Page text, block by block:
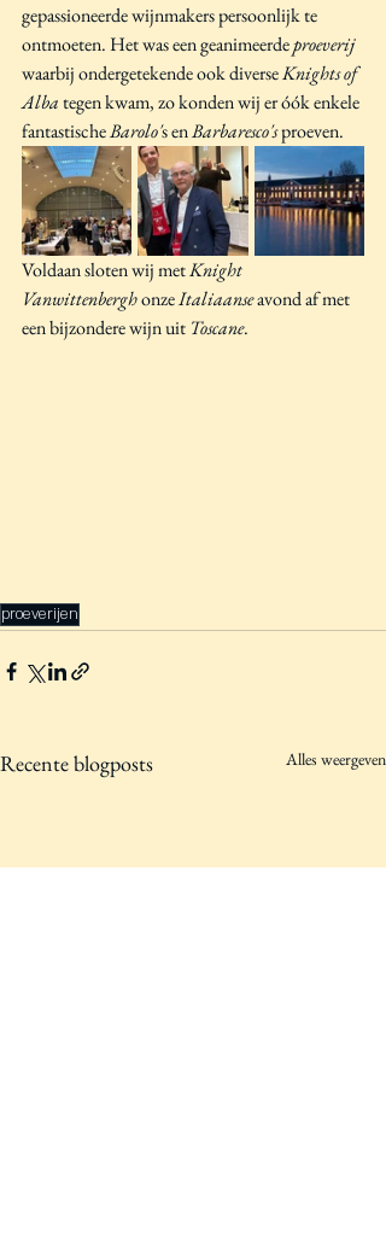
gepassioneerde wijnmakers persoonlijk te
ontmoeten. Het was een geanimeerde proeverij
waarbij ondergetekende ook diverse Knights of
Alba tegen kwam, zo konden wij er óók enkele
fantastische Barolo's en Barbaresco's proeven.
Voldaan sloten wij met Knight
Vanwittenbergh onze Italiaanse avond af met
een bijzondere wijn uit Toscane.
proeverijen
Recente blogposts Alles weergeven